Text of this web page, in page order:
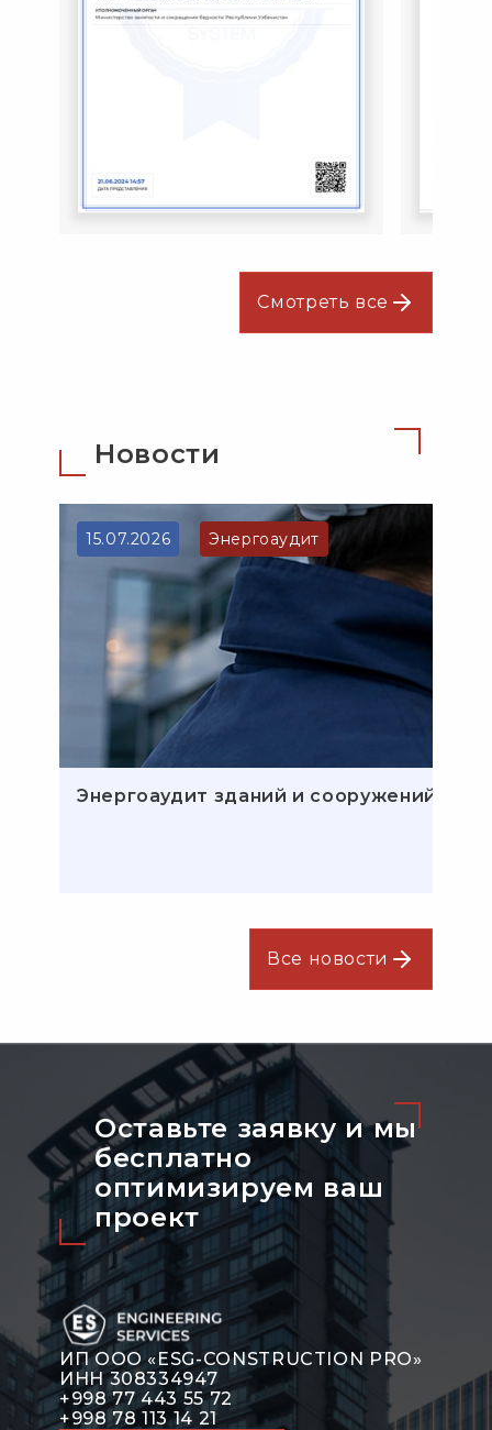
Смотреть все
Новости
Энергоаудит
15.07.2026
Энергоаудит зданий и сооружений:
Все новости
Оставьте заявку и мы
бесплатно
оптимизируeм ваш
проект
ИП ООО «ESG-CONSTRUCTION PRO»
ИНН 308334947
+998 77 443 55 72
+998 78 113 14 21